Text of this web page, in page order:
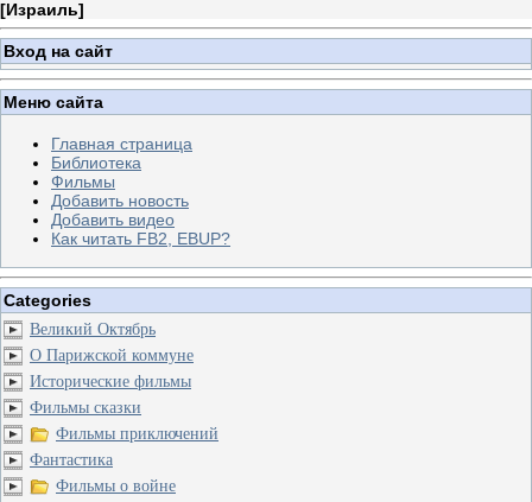
[Израиль]
Вход на сайт
Меню сайта
Главная страница
Библиотека
Фильмы
Добавить новость
Добавить видео
Как читать FB2, EBUP?
Categories
Великий Октябрь
О Парижской коммуне
Исторические фильмы
Фильмы сказки
Фильмы приключений
Фантастика
Фильмы о войне